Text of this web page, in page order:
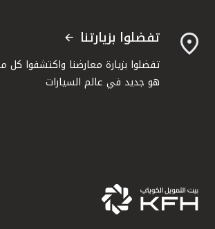
تفضلوا بزيارتنا
تفضلوا بزيارة معارضنا واكتشفوا كل
هو جديد في عالم السيارات